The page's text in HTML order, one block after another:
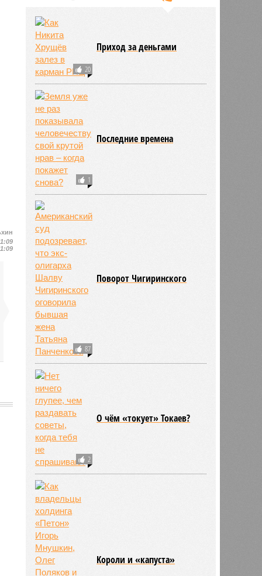
20
Приход за деньгами
1
Последние времена
87
Поворот Чигиринского
2
О чём «токует» Токаев?
Kороли и «капуста»